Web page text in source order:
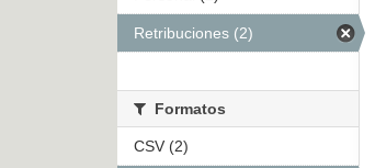
Retribuciones (2)
Formatos
CSV (2)